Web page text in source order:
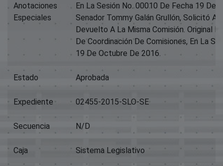
Anotaciones
Especiales
En La Sesión No. 00010 De Fecha 19 De
Senador Tommy Galán Grullón, Solicitó
Devuelto A La Misma Comisión. Original
De Coordinación De Comisiones, En La
19 De Octubre De 2016.
Estado Aprobada
Expediente 02455-2015-SLO-SE
Secuencia N/D
Caja Sistema Legislativo